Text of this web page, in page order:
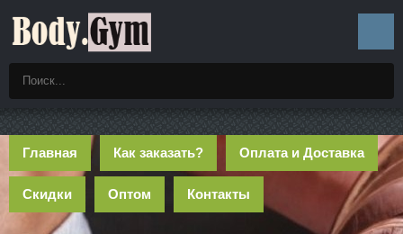
Главная Как заказать? Оплата и Доставка
Скидки Оптом Контакты